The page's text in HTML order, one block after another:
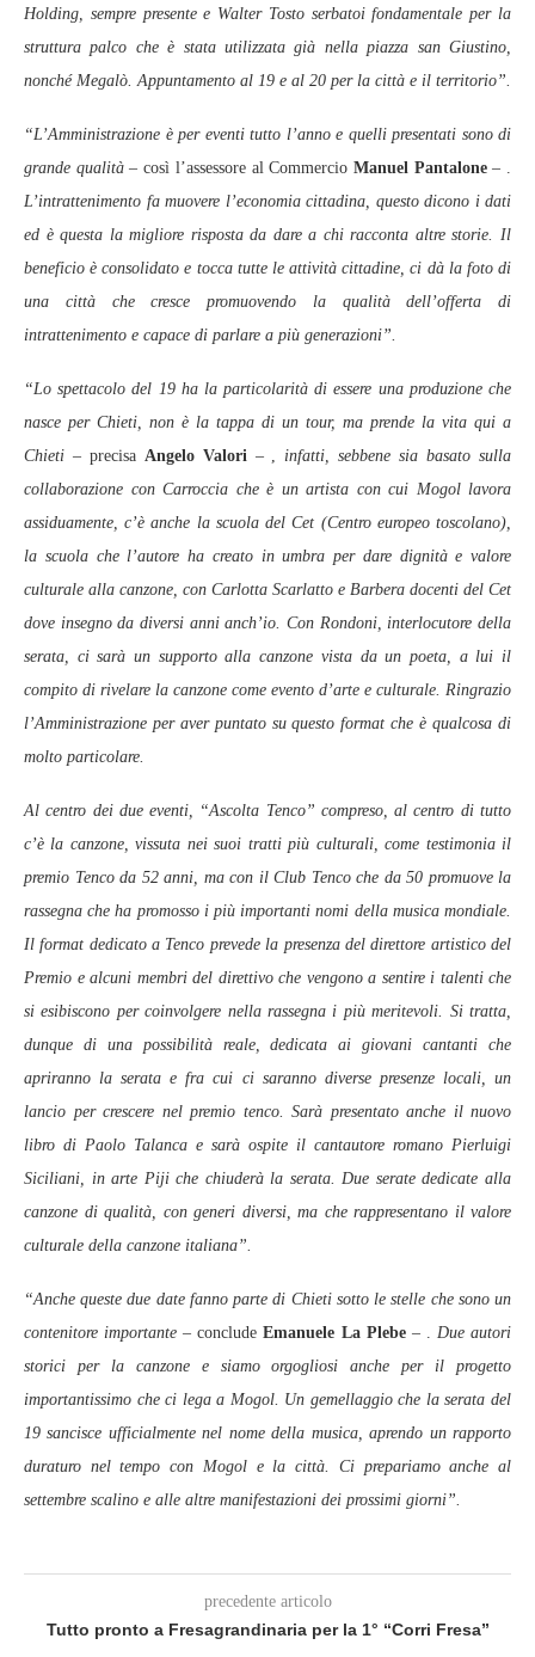
Holding, sempre presente e Walter Tosto serbatoi fondamentale per la
struttura palco che è stata utilizzata già nella piazza san Giustino,
nonché Megalò. Appuntamento al 19 e al 20 per la città e il territorio”.
“L’Amministrazione è per eventi tutto l’anno e quelli presentati sono di
grande qualità – così l’assessore al Commercio Manuel Pantalone– .
L’intrattenimento fa muovere l’economia cittadina, questo dicono i dati
ed è questa la migliore risposta da dare a chi racconta altre storie. Il
beneficio è consolidato e tocca tutte le attività cittadine, ci dà la foto di
una città che cresce promuovendo la qualità dell’offerta di
intrattenimento e capace di parlare a più generazioni”.
“Lo spettacolo del 19 ha la particolarità di essere una produzione che
nasce per Chieti, non è la tappa di un tour, ma prende la vita qui a
Chieti – precisa Angelo Valori – , infatti, sebbene sia basato sulla
collaborazione con Carroccia che è un artista con cui Mogol lavora
assiduamente, c’è anche la scuola del Cet (Centro europeo toscolano),
la scuola che l’autore ha creato in umbra per dare dignità e valore
culturale alla canzone, con Carlotta Scarlatto e Barbera docenti del Cet
dove insegno da diversi anni anch’io. Con Rondoni, interlocutore della
serata, ci sarà un supporto alla canzone vista da un poeta, a lui il
compito di rivelare la canzone come evento d’arte e culturale. Ringrazio
l’Amministrazione per aver puntato su questo format che è qualcosa di
molto particolare.
Al centro dei due eventi, “Ascolta Tenco” compreso, al centro di tutto
c’è la canzone, vissuta nei suoi tratti più culturali, come testimonia il
premio Tenco da 52 anni, ma con il Club Tenco che da 50 promuove la
rassegna che ha promosso i più importanti nomi della musica mondiale.
Il format dedicato a Tenco prevede la presenza del direttore artistico del
Premio e alcuni membri del direttivo che vengono a sentire i talenti che
si esibiscono per coinvolgere nella rassegna i più meritevoli. Si tratta,
dunque di una possibilità reale, dedicata ai giovani cantanti che
apriranno la serata e fra cui ci saranno diverse presenze locali, un
lancio per crescere nel premio tenco. Sarà presentato anche il nuovo
libro di Paolo Talanca e sarà ospite il cantautore romano Pierluigi
Siciliani, in arte Piji che chiuderà la serata. Due serate dedicate alla
canzone di qualità, con generi diversi, ma che rappresentano il valore
culturale della canzone italiana”.
“Anche queste due date fanno parte di Chieti sotto le stelle che sono un
contenitore importante – concludeEmanuele La Plebe– . Due autori
storici per la canzone e siamo orgogliosi anche per il progetto
importantissimo che ci lega a Mogol. Un gemellaggio che la serata del
19 sancisce ufficialmente nel nome della musica, aprendo un rapporto
duraturo nel tempo con Mogol e la città. Ci prepariamo anche al
settembre scalino e alle altre manifestazioni dei prossimi giorni”.
precedente articolo
Tutto pronto a Fresagrandinaria per la 1° “Corri Fresa”